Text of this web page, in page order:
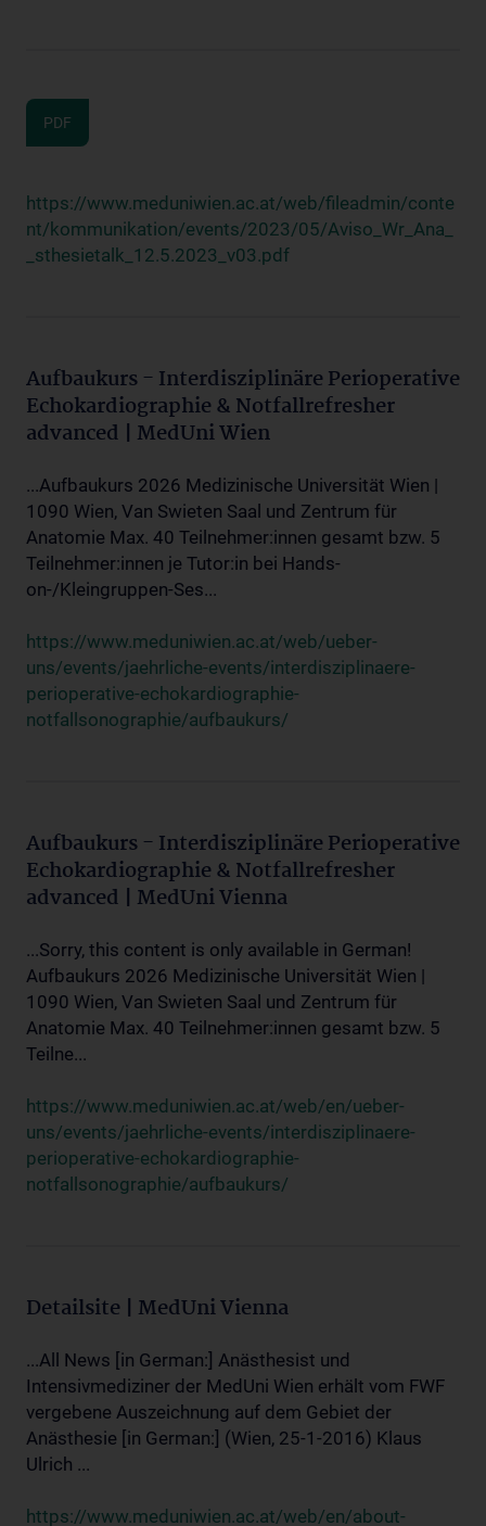
PDF
https://www.meduniwien.ac.at/web/fileadmin/conte
nt/kommunikation/events/2023/05/Aviso_Wr_Ana_
_sthesietalk_12.5.2023_v03.pdf
Aufbaukurs - Interdisziplinäre Perioperative
Echokardiographie & Notfallrefresher
advanced | MedUni Wien
...Aufbaukurs 2026 Medizinische Universität Wien |
1090 Wien, Van Swieten Saal und Zentrum für
Anatomie Max. 40 Teilnehmer:innen gesamt bzw. 5
Teilnehmer:innen je Tutor:in bei Hands-
on-/Kleingruppen-Ses...
https://www.meduniwien.ac.at/web/ueber-
uns/events/jaehrliche-events/interdisziplinaere-
perioperative-echokardiographie-
notfallsonographie/aufbaukurs/
Aufbaukurs - Interdisziplinäre Perioperative
Echokardiographie & Notfallrefresher
advanced | MedUni Vienna
...Sorry, this content is only available in German!
Aufbaukurs 2026 Medizinische Universität Wien |
1090 Wien, Van Swieten Saal und Zentrum für
Anatomie Max. 40 Teilnehmer:innen gesamt bzw. 5
Teilne...
https://www.meduniwien.ac.at/web/en/ueber-
uns/events/jaehrliche-events/interdisziplinaere-
perioperative-echokardiographie-
notfallsonographie/aufbaukurs/
Detailsite | MedUni Vienna
...All News [in German:] Anästhesist und
Intensivmediziner der MedUni Wien erhält vom FWF
vergebene Auszeichnung auf dem Gebiet der
Anästhesie [in German:] (Wien, 25-1-2016) Klaus
Ulrich ...
https://www.meduniwien.ac.at/web/en/about-